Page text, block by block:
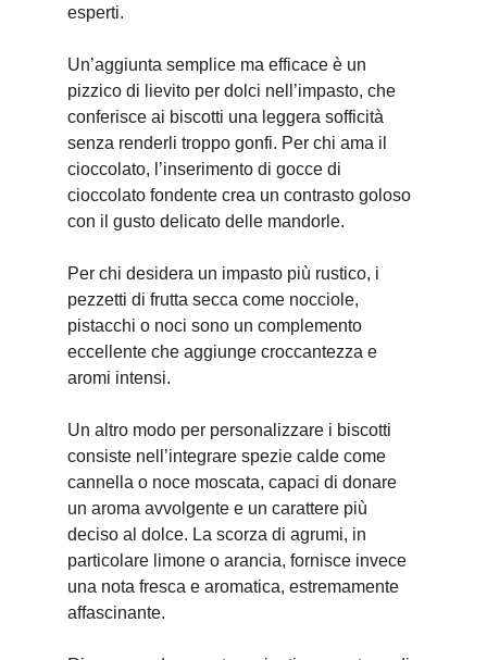
esperti.
Un’aggiunta semplice ma efficace è un
pizzico di lievito per dolci nell’impasto, che
conferisce ai biscotti una leggera sofficità
senza renderli troppo gonfi. Per chi ama il
cioccolato, l’inserimento di gocce di
cioccolato fondente crea un contrasto goloso
con il gusto delicato delle mandorle.
Per chi desidera un impasto più rustico, i
pezzetti di frutta secca come nocciole,
pistacchi o noci sono un complemento
eccellente che aggiunge croccantezza e
aromi intensi.
Un altro modo per personalizzare i biscotti
consiste nell’integrare spezie calde come
cannella o noce moscata, capaci di donare
un aroma avvolgente e un carattere più
deciso al dolce. La scorza di agrumi, in
particolare limone o arancia, fornisce invece
una nota fresca e aromatica, estremamente
affascinante.